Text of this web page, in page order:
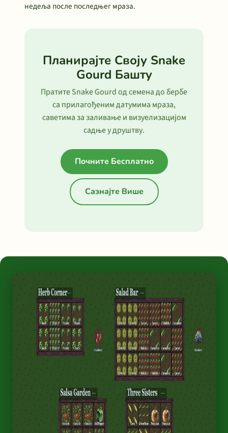
недеља после последњег мраза.
Планирајте Своју Snake
Gourd Башту
Пратите Snake Gourd од семена до бербе
са прилагођеним датумима мраза,
саветима за заливање и визуелизацијом
садње у друштву.
Почните Бесплатно
Сазнајте Више